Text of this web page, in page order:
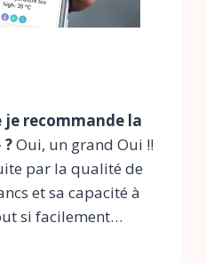
je recommande la
Oui, un grand Oui !!
par la qualité de
et sa capacité à
si facilement…